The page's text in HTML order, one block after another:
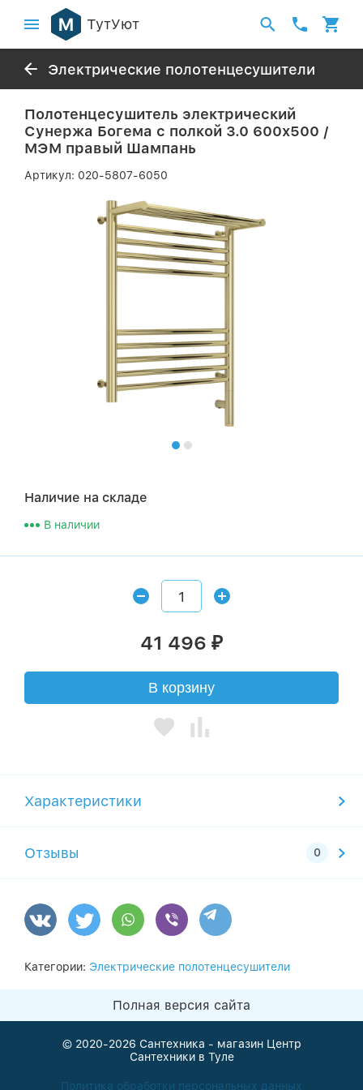
ТутУют
Электрические полотенцесушители
Полотенцесушитель электрический
Сунержа Богема с полкой 3.0 600х500 /
МЭМ правый Шампань
Артикул: 020-5807-6050
Наличие на складе
В наличии
41 496 ₽
В корзину
Характеристики
Отзывы
Категории: Электрические полотенцесушители
Полная версия сайта
© 2020-2026 Сантехника - магазин Центр
Сантехники в Туле
Политика обработки персональных данных